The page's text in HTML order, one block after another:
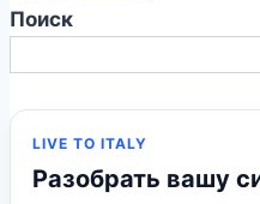
Поиск
LIVE TO ITALY
Разобрать вашу